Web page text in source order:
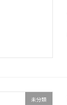
未分類